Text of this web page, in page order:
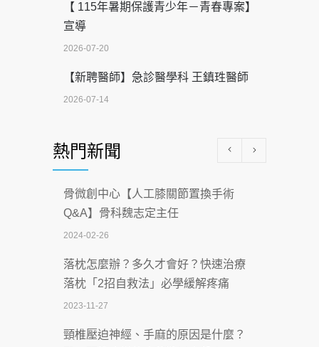
【 115年暑期保護青少年－青春專案】
宣導
2026-07-20
【新聘醫師】急診醫學科 王鎮珄醫師
2026-07-14
科能量
2026-07-08
沒菸酒也瀕臨洗腎？65歲男靠「這習
慣」逆轉腎功能 醫揭3招救命
2026-07-08
體溫飆破41度！醫連收兩例中暑病例：
致死率達8成
2026-07-07
深耕萬華55年 西園醫院回顧發展歷程與
熱門新聞
骨微創中心【人工膝關節置換手術
Q&A】骨科魏志定主任
2024-02-26
落枕怎麼辦？多久才會好？快速治療
落枕「2招自救法」必學緩解疼痛
2023-11-27
頸椎壓迫神經、手麻的原因是什麼？